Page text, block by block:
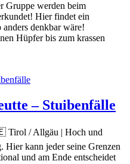
Gruppe werden beim
Hier findet ein
denkbar wäre!
Hüpfer bis zum krassen
– Stuibenfälle
/ Allgäu | Hoch und
kann jeder seine Grenzen
und am Ende entscheidet